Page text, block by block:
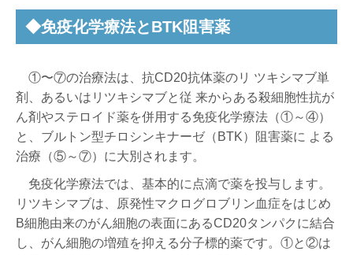
◆免疫化学療法とBTK阻害薬
①〜⑦の治療法は、抗CD20抗体薬のリ ツキシマブ単
剤、あるいはリツキシマブと従 来からある殺細胞性抗が
ん剤やステロイド薬を併用する免疫化学療法（①～④）
と、ブルトン型チロシンキナーゼ（BTK）阻害薬に よる
治療（⑤～⑦）に大別されます。
免疫化学療法では、基本的に点滴で薬を投与します。
リツキシマブは、原発性マクログロブリン血症をはじめ
B細胞由来のがん細胞の表面にあるCD20タンパクに結合
し、がん細胞の増殖を抑える分子標的薬です。①と②は